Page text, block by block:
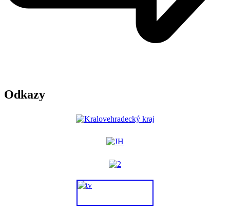
Odkazy